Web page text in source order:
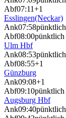
Abf07:11+1
Esslingen(Neckar)
Ank07:58pünktlich
Abf08:00pünktlich
Ulm Hbf
Ank08:53pünktlich
Abf08:55+1
Günzburg
Ank09:08+1
Abf09:10pünktlich
Augsburg Hbf
Ank09:40pünktlich